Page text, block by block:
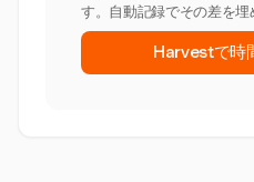
す。自動記録でその差を埋
Harvestで時